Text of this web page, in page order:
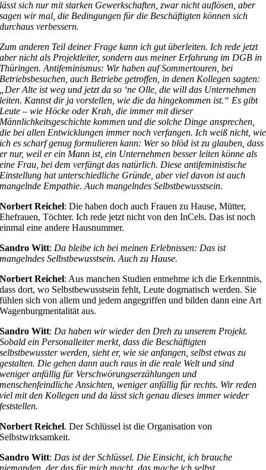
lässt sich nur mit starken Gewerkschaften, zwar nicht auflösen, aber
sagen wir mal, die Bedingungen für die Beschäftigten können sich
durchaus verbessern.
Zum anderen Teil deiner Frage kann ich gut überleiten. Ich rede jetzt
aber nicht als Projektleiter, sondern aus meiner Erfahrung im DGB in
Thüringen. Antifeminismus: Wir haben auf Sommertouren, bei
Betriebsbesuchen, auch Betriebe getroffen, in denen Kollegen sagten:
„Der Alte ist weg und jetzt da so ‘ne Olle, die will das Unternehmen
leiten. Kannst dir ja vorstellen, wie die da hingekommen ist.“ Es gibt
Leute – wie Höcke oder Krah, die immer mit dieser
Männlichkeitsgeschichte kommen und die solche Dinge ansprechen,
die bei allen Entwicklungen immer noch verfangen. Ich weiß nicht, wie
ich es scharf genug formulieren kann: Wer so blöd ist zu glauben, dass
er nur, weil er ein Mann ist, ein Unternehmen besser leiten könne als
eine Frau, bei dem verfängt das natürlich. Diese antifeministische
Einstellung hat unterschiedliche Gründe, aber viel davon ist auch
mangelnde Empathie. Auch mangelndes Selbstbewusstsein.
Norbert Reichel: Die haben doch auch Frauen zu Hause, Mütter,
Ehefrauen, Töchter. Ich rede jetzt nicht von den InCels. Das ist noch
einmal eine andere Hausnummer.
Sandro Witt: Da bleibe ich bei meinen Erlebnissen: Das ist
mangelndes Selbstbewusstsein. Auch zu Hause.
Norbert Reichel: Aus manchen Studien entnehme ich die Erkenntnis,
dass dort, wo Selbstbewusstsein fehlt, Leute dogmatisch werden. Sie
fühlen sich von allem und jedem angegriffen und bilden dann eine Art
Wagenburgmentalität aus.
Sandro Witt: Da haben wir wieder den Dreh zu unserem Projekt.
Sobald ein Personalleiter merkt, dass die Beschäftigten
selbstbewusster werden, sieht er, wie sie anfangen, selbst etwas zu
gestalten. Die gehen dann auch raus in die reale Welt und sind
weniger anfällig für Verschwörungserzählungen und
menschenfeindliche Ansichten, weniger anfällig für rechts. Wir reden
viel mit den Kollegen und da lässt sich genau dieses immer wieder
feststellen.
Norbert Reichel. Der Schlüssel ist die Organisation von
Selbstwirksamkeit.
Sandro Witt: Das ist der Schlüssel. Die Einsicht, ich brauche
niemanden, der das für mich macht, das mache ich selbst.